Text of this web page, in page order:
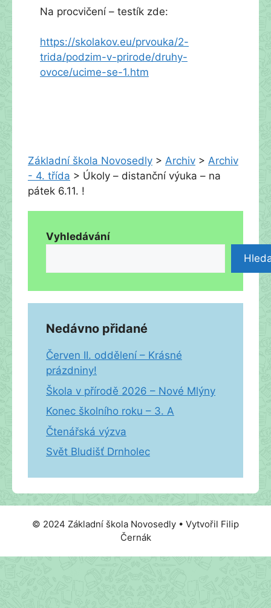
Na procvičení – testík zde:
https://skolakov.eu/prvouka/2-
trida/podzim-v-prirode/druhy-
ovoce/ucime-se-1.htm
Základní škola Novosedly > Archiv > Archiv
- 4. třída > Úkoly – distanční výuka – na
pátek 6.11. !
Vyhledávání
Nedávno přidané
Červen II. oddělení – Krásné
prázdniny!
Škola v přírodě 2026 – Nové Mlýny
Konec školního roku – 3. A
Čtenářská výzva
Svět Bludišť Drnholec
© 2024 Základní škola Novosedly • Vytvořil Filip
Černák